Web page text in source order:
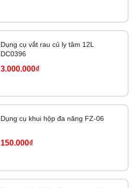
Dụng cụ vắt rau củ ly tâm 12L
DC0396
3.000.000₫
Dụng cụ khui hộp đa năng FZ-06
150.000₫